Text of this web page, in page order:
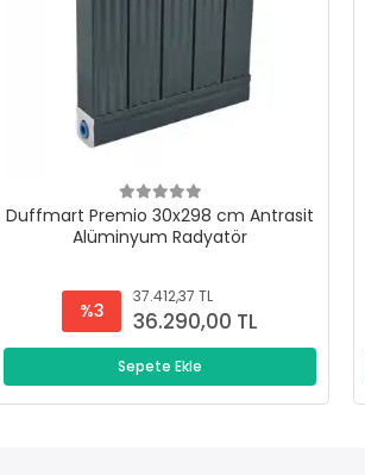
Duffmart Premio 30x298 cm Antrasit
Alüminyum Radyatör
%3
37.412,37 TL
36.290,00 TL
Sepete Ekle